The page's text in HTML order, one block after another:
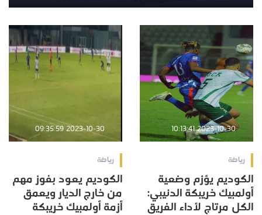
2023-10-30 10:13:41
رياضة
الكوديم يؤزم وضعية
أولمبيك خريبكة الدنيبي:
الكل مرتاج لأداء الفريق
2023-10-30 09:35:59
رياضة
الكوديم يعود بفوز مهم
من خارج الديار ويعمق
أزمة أولمبيك خريبكة